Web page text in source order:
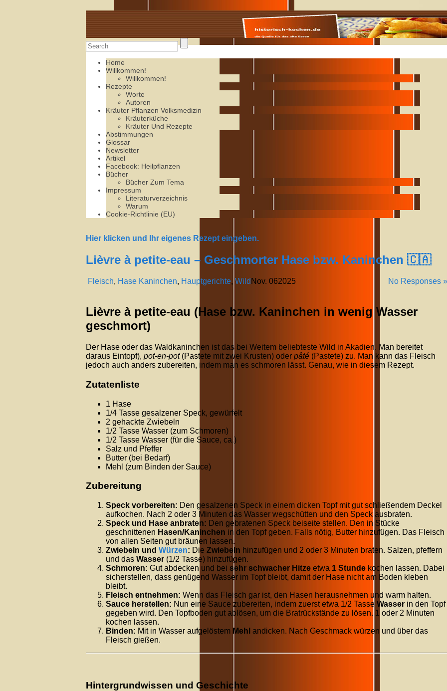
Alte Rezepte online
Home
Willkommen!
Willkommen!
Rezepte
Worte
Autoren
Kräuter Pflanzen Volksmedizin
Kräuterküche
Kräuter Und Rezepte
Abstimmungen
Glossar
Newsletter
Artikel
Facebook: Heilpflanzen
Bücher
Bücher Zum Tema
Impressum
Literaturverzeichnis
Warum
Cookie-Richtlinie (EU)
Hier klicken und Ihr eigenes Rezept eingeben.
Lièvre à petite-eau – Geschmorter Hase bzw. Kaninchen 🇨🇦
Fleisch, Hase Kaninchen, Hauptgerichte, Wild No Responses »
Nov. 062025
Lièvre à petite-eau (Hase bzw. Kaninchen in wenig Wasser
geschmort)
Der Hase oder das Waldkaninchen ist das bei Weitem beliebteste Wild in Akadien. Man bereitet
daraus Eintopf), pot-en-pot(Pastete mit zwei Krusten) oder pâté (Pastete) zu. Man kann das Fleisch
jedoch auch anders zubereiten, indem man es schmoren lässt. Genau, wie in diesem Rezept.
Zutatenliste
1 Hase
1/4 Tasse gesalzener Speck, gewürfelt
2 gehackte Zwiebeln
1/2 Tasse Wasser (zum Schmoren)
1/2 Tasse Wasser (für die Sauce, ca.)
Salz und Pfeffer
Butter (bei Bedarf)
Mehl (zum Binden der Sauce)
Zubereitung
Speck vorbereiten: Den gesalzenen Speck in einem dicken Topf mit gut schließendem Deckel
aufkochen. Nach 2 oder 3 Minuten das Wasser wegschütten und den Speck ausbraten.
Speck und Hase anbraten: Den gebratenen Speck beiseite stellen. Den in Stücke
geschnittenen Hasen/Kaninchen in den Topf geben. Falls nötig, Butter hinzufügen. Das Fleisch
von allen Seiten gut bräunen lassen.
Zwiebeln und Würzen: Die Zwiebeln hinzufügen und 2 oder 3 Minuten braten. Salzen, pfeffern
und das Wasser (1/2 Tasse) hinzufügen.
Schmoren: Gut abdecken und bei sehr schwacher Hitze etwa 1 Stunde kochen lassen. Dabei
sicherstellen, dass genügend Wasser im Topf bleibt, damit der Hase nicht am Boden kleben
bleibt.
Fleisch entnehmen: Wenn das Fleisch gar ist, den Hasen herausnehmen und warm halten.
Sauce herstellen: Nun eine Sauce zubereiten, indem zuerst etwa 1/2 Tasse Wasser in den Topf
gegeben wird. Den Topfboden gut ablösen, um die Bratrückstände zu lösen. 1 oder 2 Minuten
kochen lassen.
Binden: Mit in Wasser aufgelöstem Mehl andicken. Nach Geschmack würzen und über das
Fleisch gießen.
Hintergrundwissen und Geschichte